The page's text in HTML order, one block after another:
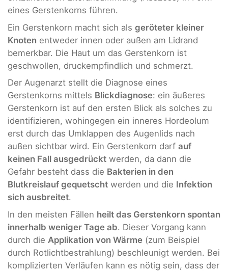
eines Gerstenkorns führen.
Ein Gerstenkorn macht sich als geröteter kleiner
Knoten entweder innen oder außen am Lidrand
bemerkbar. Die Haut um das Gerstenkorn ist
geschwollen, druckempfindlich und schmerzt.
Der Augenarzt stellt die Diagnose eines
Gerstenkorns mittels Blickdiagnose: ein äußeres
Gerstenkorn ist auf den ersten Blick als solches zu
identifizieren, wohingegen ein inneres Hordeolum
erst durch das Umklappen des Augenlids nach
außen sichtbar wird. Ein Gerstenkorn darf auf
keinen Fall ausgedrückt werden, da dann die
Gefahr besteht dass die Bakterien in den
Blutkreislauf gequetscht werden und die Infektion
sich ausbreitet.
In den meisten Fällen heilt das Gerstenkorn spontan
innerhalb weniger Tage ab. Dieser Vorgang kann
durch die Applikation von Wärme (zum Beispiel
durch Rotlichtbestrahlung) beschleunigt werden. Bei
komplizierten Verläufen kann es nötig sein, dass der